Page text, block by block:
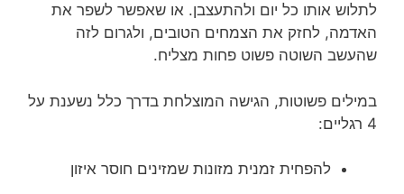
לתלוש אותו כל יום ולהתעצבן. או שאפשר לשפר את
האדמה, לחזק את הצמחים הטובים, ולגרום לזה
שהעשב השוטה פשוט פחות מצליח.
במילים פשוטות, הגישה המוצלחת בדרך כלל נשענת על
4 רגליים:
להפחית זמנית מזונות שמזינים חוסר איזון